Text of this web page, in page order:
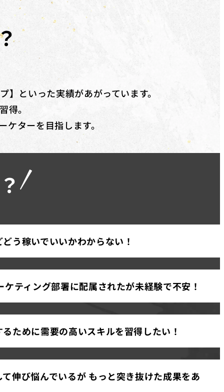
追加の受講料(税抜)20%相当額を給付 いたします。
といった実績があがっています。
得。
ターを目指します。
う稼いでいいかわからない！
ケティング部署に配属されたが未経験で不安！
ために需要の高いスキルを習得したい！
伸び悩んでいるが もっと突き抜けた成果をあ